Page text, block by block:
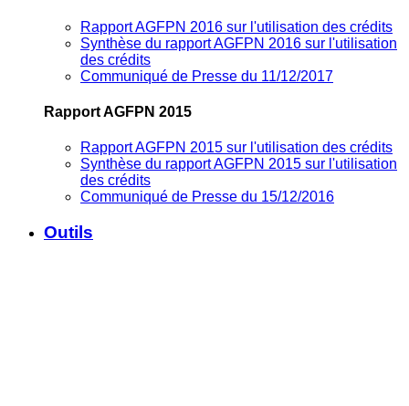
Rapport AGFPN 2016 sur l'utilisation des crédits
Synthèse du rapport AGFPN 2016 sur l'utilisation
des crédits
Communiqué de Presse du 11/12/2017
Rapport AGFPN 2015
Rapport AGFPN 2015 sur l'utilisation des crédits
Synthèse du rapport AGFPN 2015 sur l'utilisation
des crédits
Communiqué de Presse du 15/12/2016
Outils